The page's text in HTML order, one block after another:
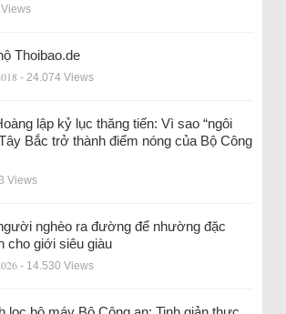
Thoibao.de
- 24.074 Views
lập kỷ lục thăng tiến: Vì sao “ngôi
Bắc trở thành điểm nóng của Bộ Công
Views
nghèo ra đường để nhường đặc
cho giới siêu giàu
- 14.530 Views